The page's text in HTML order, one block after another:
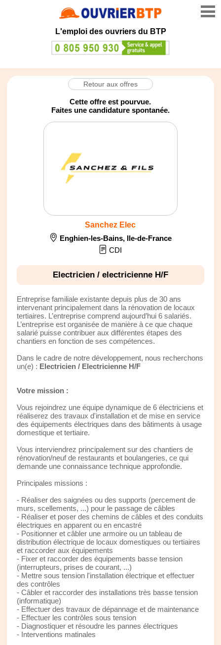
L'emploi des ouvriers du BTP
Retour aux offres
Cette offre est pourvue.
Faites une candidature spontanée.
Sanchez Elec
Enghien-les-Bains, Ile-de-France
CDI
Electricien / electricienne H/F
Entreprise familiale existante depuis plus de 30 ans
intervenant principalement dans la rénovation de locaux
tertiaires. L’entreprise comprend aujourd’hui 6 salariés.
L’entreprise est organisée de manière à ce que chaque
salarié puisse contribuer aux différentes étapes des
chantiers en fonction de ses compétences.
Dans le cadre de notre développement, nous recherchons
un(e) : Electricien / Electricienne H/F
Votre mission :
Vous rejoindrez une équipe dynamique de 6 électriciens et
réaliserez des travaux d'installation et de mise en service
des équipements électriques dans des bâtiments à usage
domestique et tertiaire.
Vous interviendrez principalement sur des chantiers de
rénovation/neuf de restaurants et boulangeries, ce qui
demande une connaissance technique approfondie.
Principales missions :
- Réaliser des saignées ou des supports (percement de
murs, scellements, ...) pour le passage de câbles
- Réaliser et poser des chemins de câbles et des conduits
électriques en apparent ou en encastré
- Positionner et câbler une armoire ou un tableau de
distribution électrique de locaux domestiques ou tertiaires
et raccorder aux équipements
- Fixer et raccorder des équipements basse tension
(interrupteurs, prises de courant, ...)
- Mettre sous tension l'installation électrique et effectuer
des contrôles
- Câbler et raccorder des installations très basse tension
(informatique)
- Effectuer des travaux de dépannage et de maintenance
- Effectuer les contrôles sous tension
- Diagnostiquer et résoudre les pannes électriques
- Interventions matinales